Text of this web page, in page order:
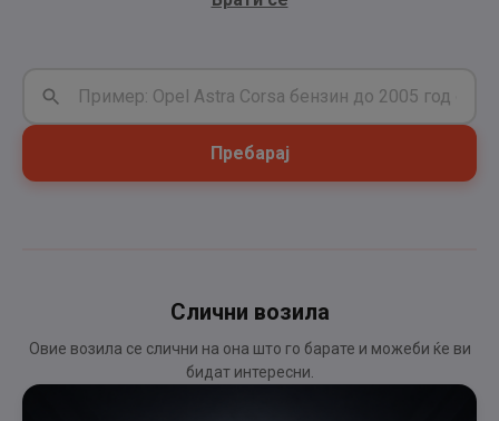
Пребарај
Слични возила
Овие возила се слични на она што го барате и можеби ќе ви
бидат интересни.